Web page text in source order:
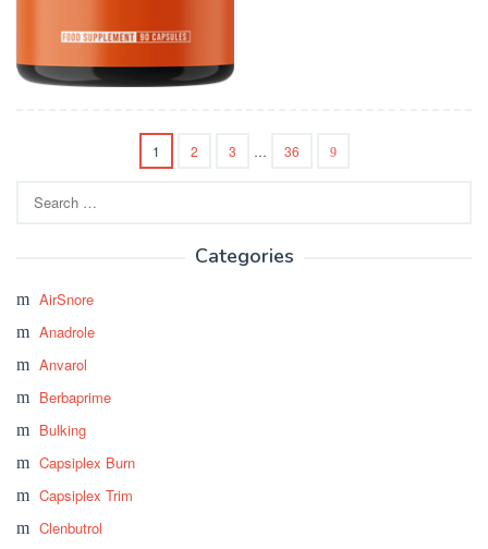
1 2 3 … 36
for:
Categories
AirSnore
Anadrole
Anvarol
Berbaprime
Bulking
Capsiplex Burn
Capsiplex Trim
Clenbutrol